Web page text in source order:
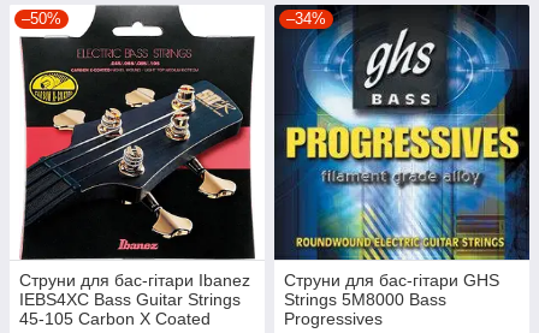
–50%
Струни для бас-гітари Ibanez
IEBS4XC Bass Guitar Strings
45-105 Carbon X Coated
–34%
Струни для бас-гітари GHS
Strings 5M8000 Bass
Progressives